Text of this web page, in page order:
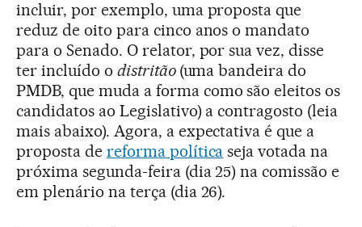
incluir, por exemplo, uma proposta que
reduz de oito para cinco anos o mandato
para o Senado. O relator, por sua vez, disse
ter incluído o distritão (uma bandeira do
PMDB, que muda a forma como são eleitos os
candidatos ao Legislativo) a contragosto (leia
mais abaixo). Agora, a expectativa é que a
proposta de reforma política seja votada na
próxima segunda-feira (dia 25) na comissão e
em plenário na terça (dia 26).